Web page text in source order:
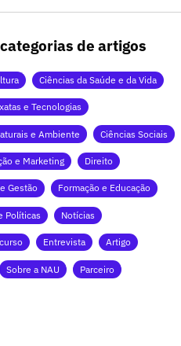
de artigos
Ciências da Saúde e da Vida
e Tecnologias
e Ambiente Ciências Sociais
e Marketing Direito
Gestão Formação e Educação
Políticas Notícias
Entrevista Artigo
Sobre a NAU Parceiro